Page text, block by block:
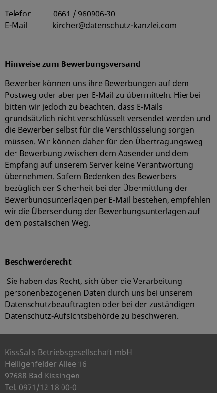
Telefon 0661 / 960906-30
E-Mail kircher@datenschutz-kanzlei.com
Hinweise zum Bewerbungsversand
Bewerber können uns ihre Bewerbungen auf dem
Postweg oder aber per E-Mail zu übermitteln. Hierbei
bitten wir jedoch zu beachten, dass E-Mails
grundsätzlich nicht verschlüsselt versendet werden und
die Bewerber selbst für die Verschlüsselung sorgen
müssen. Wir können daher für den Übertragungsweg
der Bewerbung zwischen dem Absender und dem
Empfang auf unserem Server keine Verantwortung
übernehmen. Sofern Bedenken des Bewerbers
bezüglich der Sicherheit bei der Übermittlung der
Bewerbungsunterlagen per E-Mail bestehen, empfehlen
wir die Übersendung der Bewerbungsunterlagen auf
dem postalischen Weg.
Beschwerderecht
Sie haben das Recht, sich über die Verarbeitung
personenbezogenen Daten durch uns bei unserem
Datenschutzbeauftragten oder bei der zuständigen
Datenschutz-Aufsichtsbehörde zu beschweren.
KissSalis Betriebsgesellschaft mbH
Heiligenfelder Allee 16
97688 Bad Kissingen
Tel. 0971/12 18 00-0